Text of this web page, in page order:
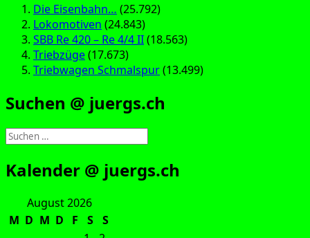
Die Eisenbahn… (25.792)
Lokomotiven (24.843)
SBB Re 420 – Re 4/4 II(18.563)
Triebzüge(17.673)
Triebwagen Schmalspur(13.499)
Suchen @ juergs.ch
Suchen
nach:
Kalender @ juergs.ch
August 2026
M D M D F S
S